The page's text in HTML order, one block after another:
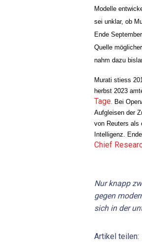
Modelle
sei unklar, ob
Ende
Quelle
nahm dazu
Murati stiess
herbst 2023
Tage. Bei
Aufgleisen der
von Reuters als
Intelligenz.
Chief
Nur knapp
gegen
sich in der
Artikel teilen: